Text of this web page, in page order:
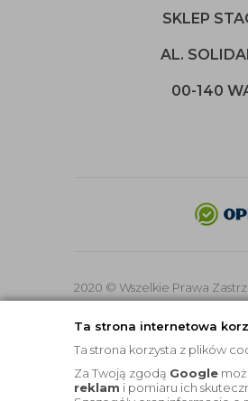
Ta strona internetowa
Ta strona korzysta z plików
Za Twoją zgodą Google
reklam i pomiaru ich
SKLEP
AL.
00-140
2020 © Wszelkie Prawa